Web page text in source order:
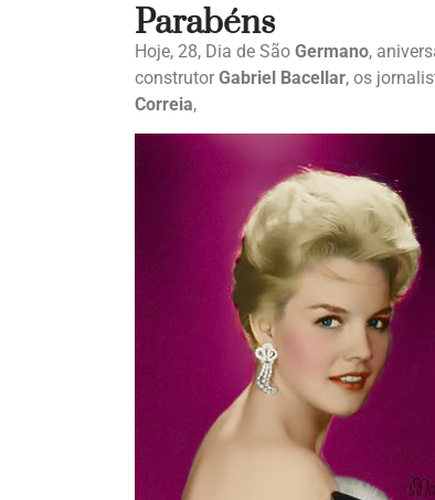
Parabéns
Hoje, 28, Dia de São Germano,
construtor Gabriel Bacellar, os
Correia,